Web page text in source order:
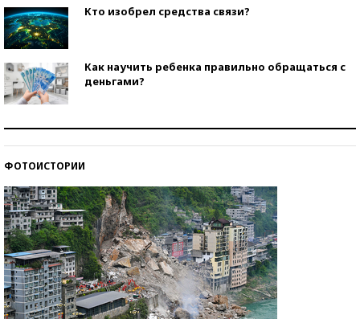
Кто изобрел средства связи?
Как научить ребенка правильно обращаться с
деньгами?
ФОТОИСТОРИИ